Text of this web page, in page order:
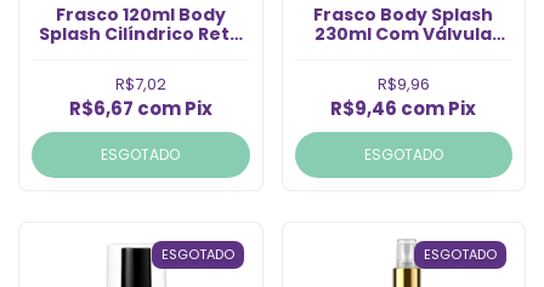
Frasco 120ml Body
Splash Cilíndrico Reto
Ouro Rosca 24 (Un)
R$7,02
R$6,67 com Pix
ESGOTADO
Frasco Body Splash
230ml Com Válvula
(Un)
R$9,96
R$9,46 comPix
ESGOTADO
ESGOTADO ESGOTADO